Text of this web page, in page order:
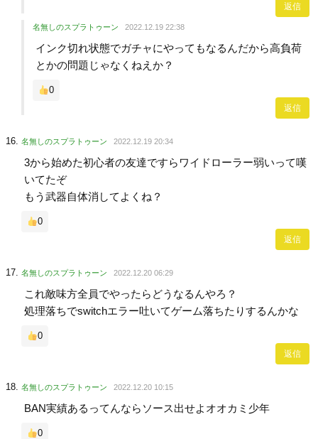
返信
名無しのスプラトゥーン 2022.12.19 22:38
インク切れ状態でガチャにやってもなるんだから高負荷
とかの問題じゃなくねえか？
0
返信
名無しのスプラトゥーン 2022.12.19 20:34
3から始めた初心者の友達ですらワイドローラー弱いって嘆
いてたぞ
もう武器自体消してよくね？
0
返信
名無しのスプラトゥーン 2022.12.20 06:29
これ敵味方全員でやったらどうなるんやろ？
処理落ちでswitchエラー吐いてゲーム落ちたりするんかな
0
返信
名無しのスプラトゥーン 2022.12.20 10:15
BAN実績あるってんならソース出せよオオカミ少年
0